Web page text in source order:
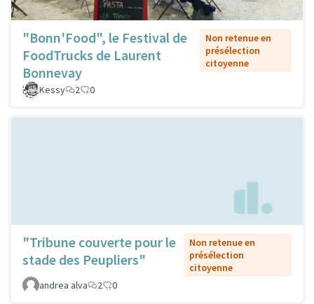
"Bonn'Food", le Festival de
FoodTrucks de Laurent
Bonnevay
Non retenue en
présélection
citoyenne
Kessy 2 0
"Tribune couverte pour le
stade des Peupliers"
Non retenue en
présélection
citoyenne
andrea alva
2 0